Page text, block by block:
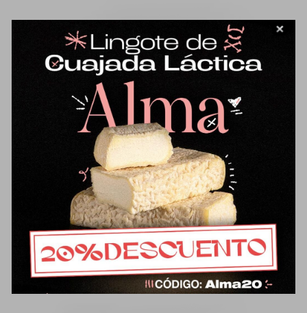
Medio queso de oveja-cuajo vegetal
32,47€